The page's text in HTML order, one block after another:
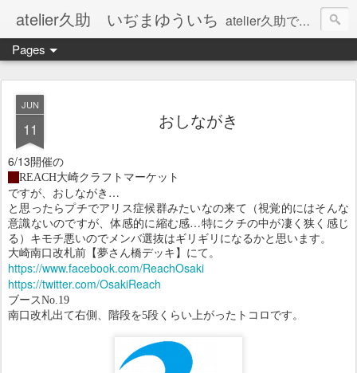
atelier久助 いぢまゆういち atelier久助では土と火から暖かなモノたちを生み出しています。 ご覧になられた方が和んで頂ければ幸いです。
Pages
JUN
11 おしながき
6/13開催の
REACH大崎クラフトマーケット
ですが、おしながき…
と思ったらプチでアリス症候群みたいなの来て（視覚的にはそんな
意識ないのですが、体感的に縮む感…特にクチの中が凄く狭く感じ
る）キモチ悪いのでメンバ選抜はギリギリになるかと思います。
大崎南口改札前【夢さん橋デッキ】にて。
https://www.facebook.com/ReachOsaki
https://twitter.com/OsakiReach
ブースNo.19
南口改札出て右側、階段を5段くらい上がったトコロです。